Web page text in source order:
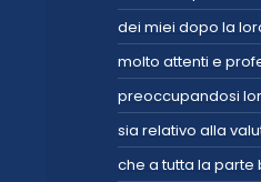
dei miei dopo la
molto attenti e
preoccupandosi
sia relativo alla
che a tutta la parte